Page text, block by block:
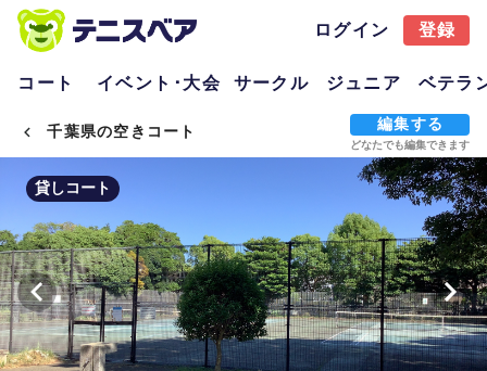
ログイン 登録
コート イベント･大会 サークル ジュニア ベテラ
千葉県の空きコート 編集する
どなたでも編集できます
貸しコート